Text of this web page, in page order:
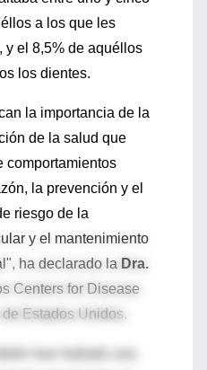
a los que les
y el 8,5% de aquéllos
los dientes.
la importancia de la
de la salud que
comportamientos
la prevención y el
riesgo de la
y el mantenimiento
ha declarado la Dra.
Centers for Disease
Estados Unidos.